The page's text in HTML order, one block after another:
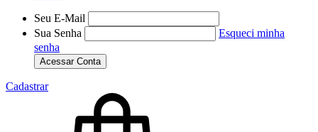
Seu E-Mail
Sua Senha
Esqueci minha
senha
Acessar Conta
Cadastrar